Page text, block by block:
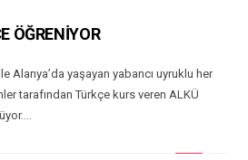
ÖĞRENİYOR
Alanya’da yaşayan yabancı uyruklu her
tarafından Türkçe kurs veren ALKÜ